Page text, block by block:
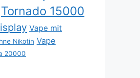
Tornado 15000
Vape mit
Nikotin Vape
20000